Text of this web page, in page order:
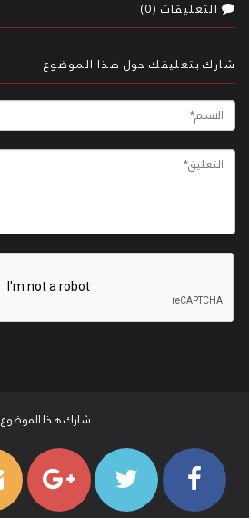
التعليقات (0)
شارك بتعليقك حول هذا الموضوع
شارك هذا الموضوع